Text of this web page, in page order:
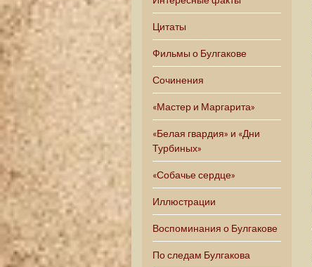
Цитаты
Фильмы о Булгакове
Сочинения
«Мастер и Маргарита»
«Белая гвардия» и «Дни
Турбиных»
«Собачье сердце»
Иллюстрации
Воспоминания о Булгакове
По следам Булгакова